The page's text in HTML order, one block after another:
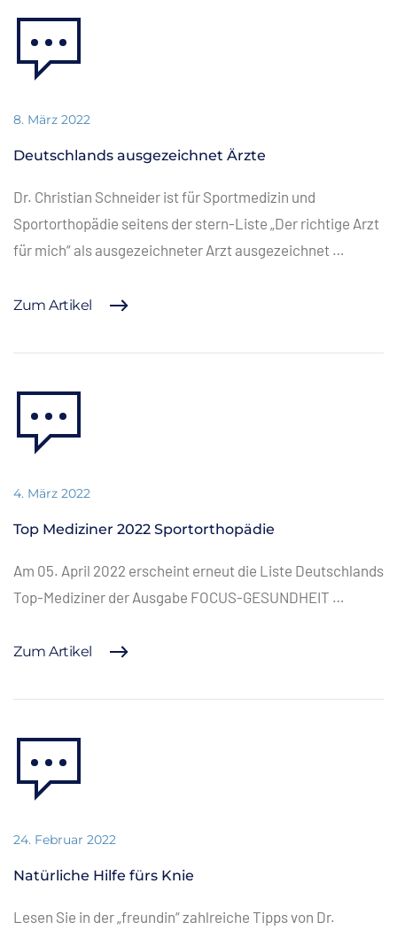
8. März 2022
Deutschlands ausgezeichnet Ärzte
Dr. Christian Schneider ist für Sportmedizin und
Sportorthopädie seitens der stern-Liste „Der richtige Arzt
für mich“ als ausgezeichneter Arzt ausgezeichnet …
Zum Artikel
4. März 2022
Top Mediziner 2022 Sportorthopädie
Am 05. April 2022 erscheint erneut die Liste Deutschlands
Top-Mediziner der Ausgabe FOCUS-GESUNDHEIT …
Zum Artikel
24. Februar 2022
Natürliche Hilfe fürs Knie
Lesen Sie in der „freundin“ zahlreiche Tipps von Dr.